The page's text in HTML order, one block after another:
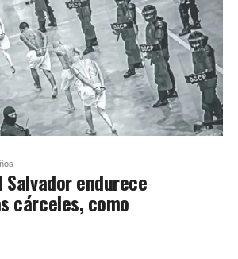
Salvador endurece
cárceles, como